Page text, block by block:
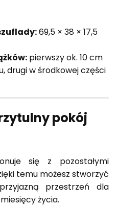
69,5 × 38 × 17,5
pierwszy ok. 10 cm
drugi w środkowej części
pokój
się z pozostałymi
temu możesz stworzyć
przestrzeń dla
życia.